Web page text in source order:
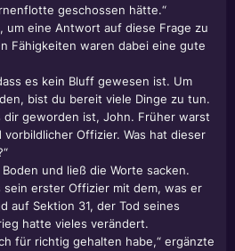
geschossen hätte.“
um eine Antwort auf diese Frage zu
Fähigkeiten waren dabei eine gute
es kein Bluff gewesen ist. Um
bist du bereit viele Dinge zu tun.
dir geworden ist, John. Früher warst
Offizier. Was hat dieser
und ließ die Worte sacken.
sein erster Offizier mit dem, was er
auf Sektion 31, der Tod seines
hatte vieles verändert.
für richtig gehalten habe,“ ergänzte